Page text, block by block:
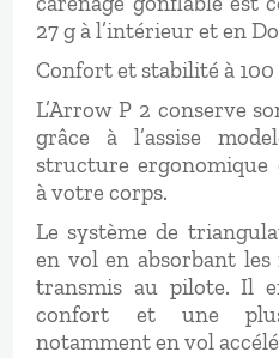
27 g à l’intérieur et en
Confort et stabilité à 100
L’Arrow P 2 conserve
grâce à l’assise
structure ergonomique
à votre corps.
Le système de
en vol en absorbant les
transmis au pilote. Il
confort et une
notamment en vol